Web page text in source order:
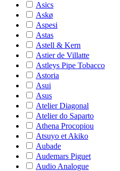
Asics
Askø
Aspesi
Astas
Astell & Kern
Astier de Villatte
Astleys Pipe Tobacco
Astoria
Asui
Asus
Atelier Diagonal
Atelier do Saparto
Athena Procopiou
Atsuyo et Akiko
Aubade
Audemars Piguet
Audio Analogue